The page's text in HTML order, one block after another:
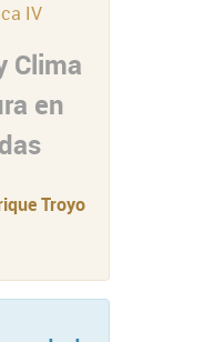
IV
Clima
en
Troyo